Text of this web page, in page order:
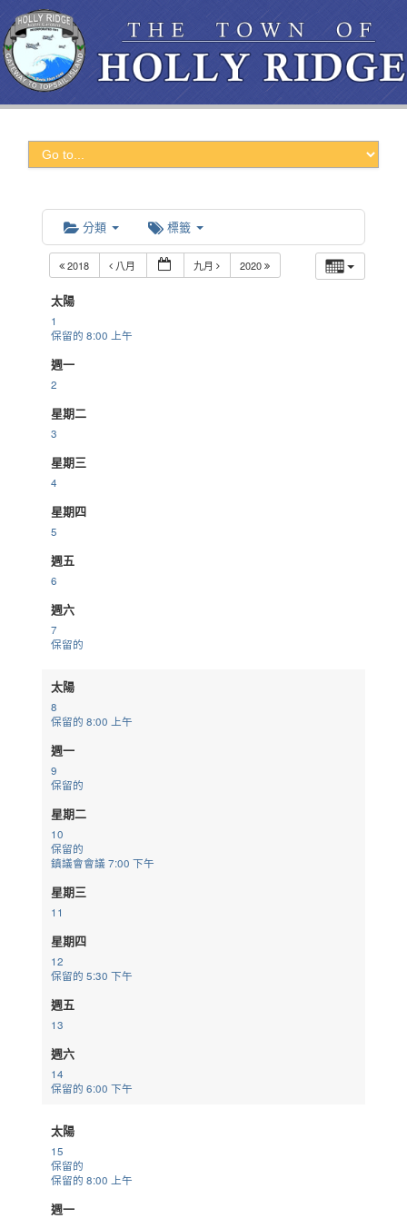
分類 標籤
2018 八月 九月 2020
太陽
1
保留的8:00 上午
週一
2
星期二
3
星期三
4
星期四
5
週五
6
週六
7
保留的
太陽
8
保留的8:00 上午
週一
9
保留的
星期二
10
保留的
鎮議會會議7:00 下午
星期三
11
星期四
12
保留的5:30 下午
週五
13
週六
14
保留的6:00 下午
太陽
15
保留的
保留的8:00 上午
週一